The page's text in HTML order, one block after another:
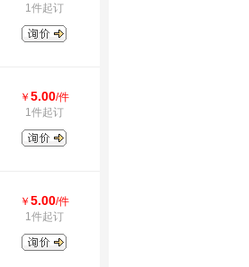
1件起订
￥ 5.00/件
1件起订
￥ 5.00/件
1件起订